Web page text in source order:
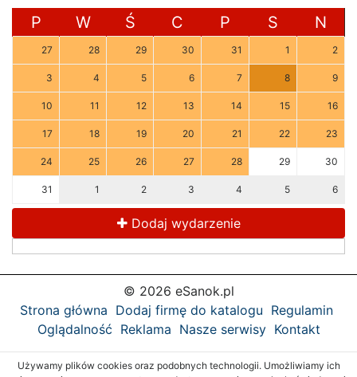
P W Ś C P S N
27 28 29 30 31 1 2
3 4 5 6 7 8 9
10 11 12 13 14 15 16
17 18 19 20 21 22 23
24 25 26 27 28 29 30
31 1 2 3 4 5 6
Dodaj wydarzenie
© 2026 eSanok.pl
Strona główna Dodaj firmę do katalogu Regulamin
Oglądalność Reklama Nasze serwisy Kontakt
Używamy plików cookies oraz podobnych technologii. Umożliwiamy ich